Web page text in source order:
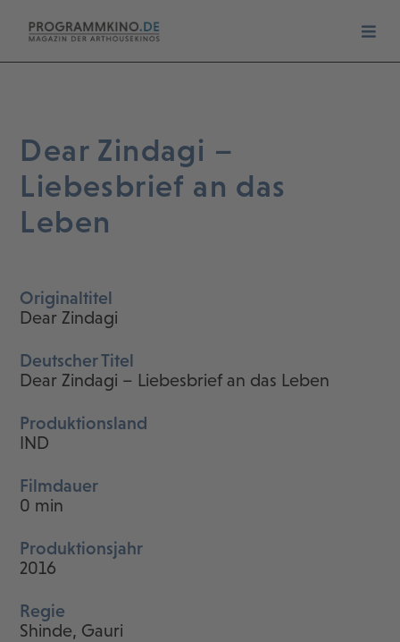
Dear Zindagi –
Liebesbrief an das
Leben
Originaltitel
Dear Zindagi
Deutscher Titel
Dear Zindagi – Liebesbrief an das Leben
Produktionsland
IND
Filmdauer
0 min
Produktionsjahr
2016
Regie
Shinde, Gauri